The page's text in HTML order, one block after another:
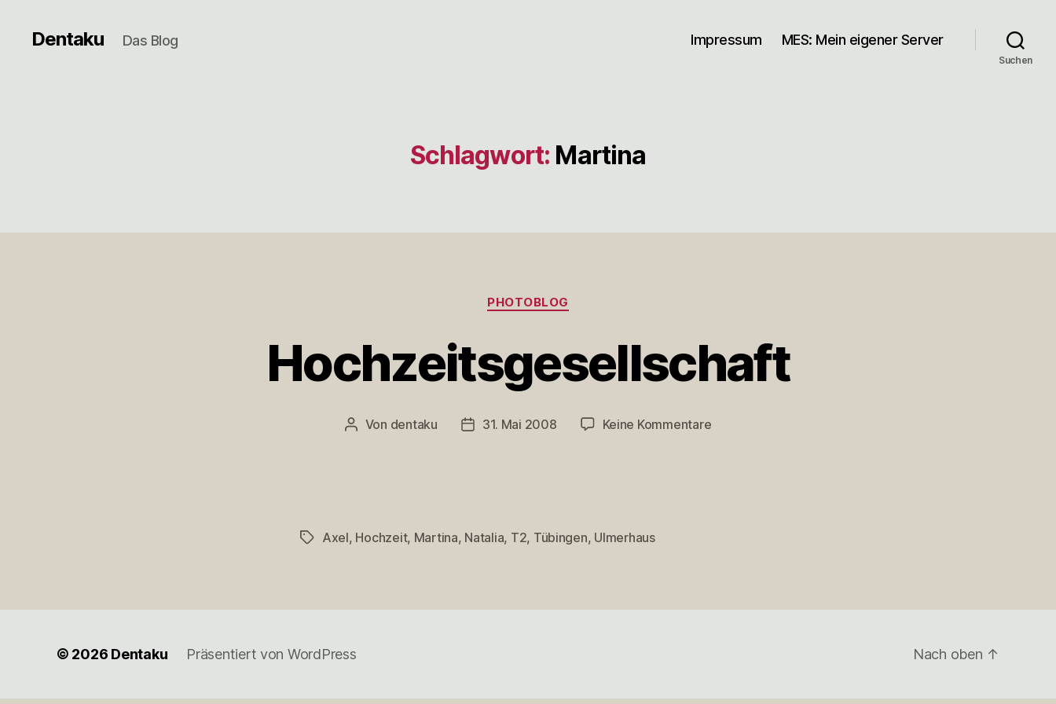
Dentaku Das Blog Impressum MES: Mein eigener Server
Suchen
Schlagwort: Martina
Kategorien
PHOTOBLOG
Hochzeitsgesellschaft
Beitragsautor
Von dentaku Veröffentlichungsdatum
31. Mai 2008 Keine Kommentarezu
Schlagwörter
Axel, Hochzeit, Martina, Natalia, T2, Tübingen, Ulmerhaus
© 2026 Dentaku Präsentiert von WordPress Nach oben ↑